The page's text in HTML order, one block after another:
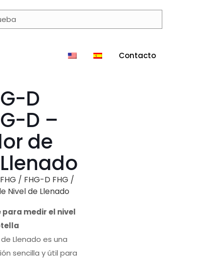
Contacto
D
D –
de
/ FHG-D FHG /
Nivel de Llenado
medir el nivel
Llenado es una
sencilla y útil para